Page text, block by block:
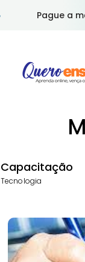
Pague a
Capacitação
Tecnologia